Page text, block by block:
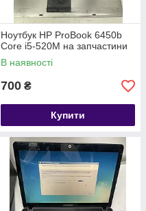
Ноутбук HP ProBook 6450b
Core i5-520M на запчастини
В наявності
700 ₴
Купити